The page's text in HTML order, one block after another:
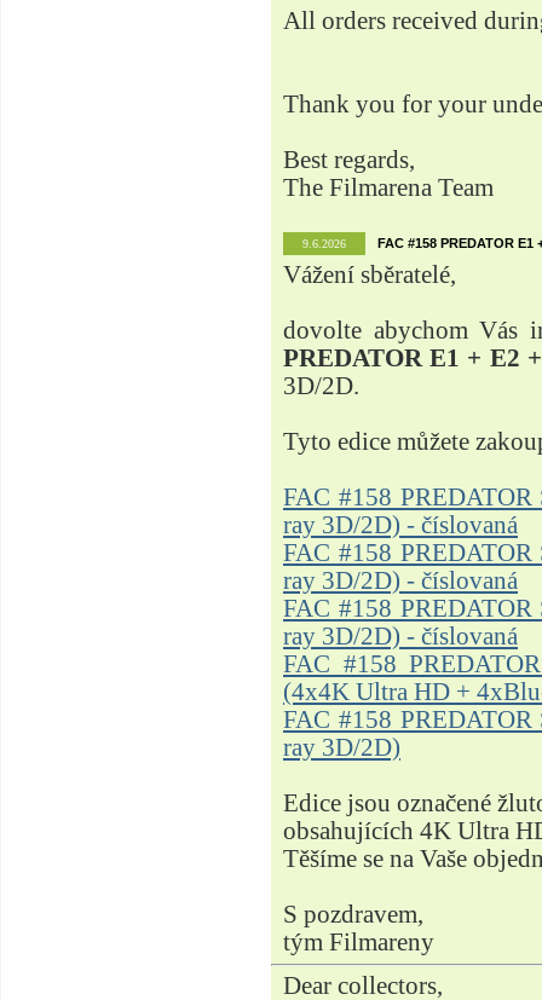
All orders received
Thank you for your
Best regards,
The Filmarena Team
9.6.2026 FAC #158 PREDATOR E1
Vážení sběratelé,
dovolte abychom Vás
PREDATOR E1 + E2
3D/2D.
Tyto edice můžete
FAC #158
ray 3D/2D) - číslovaná
FAC #158
ray 3D/2D) - číslovaná
FAC #158
ray 3D/2D) - číslovaná
FAC #158
(4x4K Ultra HD +
FAC #158
ray 3D/2D)
Edice jsou označené
obsahujících 4K Ultra
Těšíme se na Vaše
S pozdravem,
tým Filmareny
Dear collectors,